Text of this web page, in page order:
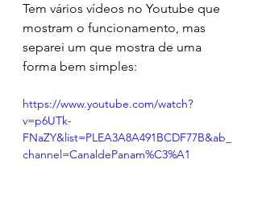
Tem vários vídeos no Youtube que
mostram o funcionamento, mas
separei um que mostra de uma
forma bem simples:
https://www.youtube.com/watch?
v=p6UTk-
FNaZY&list=PLEA3A8A491BCDF77B&ab_
channel=CanaldePanam%C3%A1